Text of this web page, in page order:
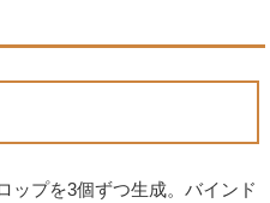
ップを3個ずつ生成。バインド